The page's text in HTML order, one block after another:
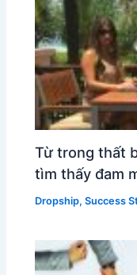
Từ trong thất
tìm thấy đam
Dropship,Success